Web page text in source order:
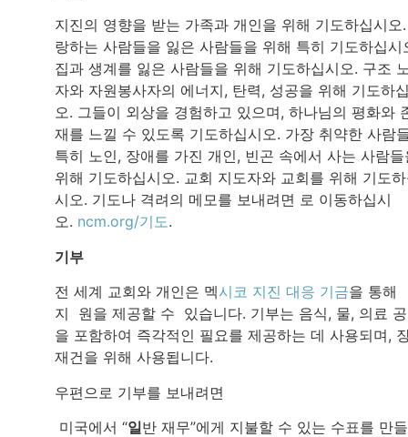
지진의 영향을 받는 가족과 개인을 위해 기도하십시오
랑하는 사람들을 잃은 사람들을 위해 특히 기도하십시
집과 생계를 잃은 사람들을 위해 기도하십시오. 구조
자와 자원봉사자의 에너지, 탄력, 성공을 위해 기도하
오. 그들이 외상을 경험하고 있으며, 하나님의 평화와
재를 느낄 수 있도록 기도하십시오. 가장 취약한 사람
특히 노인, 장애를 가진 개인, 빈곤 속에서 사는 사람들
위해 기도하십시오. 교회 지도자와 교회를 위해 기도
시오. 기도나 격려의 메모를 보내려면 로 이동하십시
오. ncm.org/기도.
기부
전 세계 교회와 개인은 멕시코 지진 대응 기금을 통해
지 원을 제공할 수 있습니다. 기부는 음식, 물, 의료
을 포함하여 즉각적인 필요를 제공하는 데 사용되며,
재건을 위해 사용됩니다.
우편으로 기부를 보내려면
미국에서 “일반 재무”에게 지불할 수 있는 수표를 만